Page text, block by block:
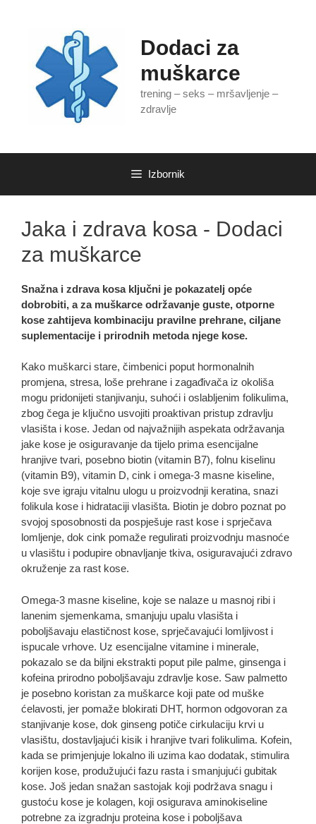
Dodaci za
muškarce
trening – seks – mršavljenje –
zdravlje
Izbornik
Jaka i zdrava kosa - Dodaci
za muškarce
Snažna i zdrava kosa ključni je pokazatelj opće
dobrobiti, a za muškarce održavanje guste, otporne
kose zahtijeva kombinaciju pravilne prehrane, ciljane
suplementacije i prirodnih metoda njege kose.
Kako muškarci stare, čimbenici poput hormonalnih
promjena, stresa, loše prehrane i zagađivača iz okoliša
mogu pridonijeti stanjivanju, suhoći i oslabljenim folikulima,
zbog čega je ključno usvojiti proaktivan pristup zdravlju
vlasišta i kose. Jedan od najvažnijih aspekata održavanja
jake kose je osiguravanje da tijelo prima esencijalne
hranjive tvari, posebno biotin (vitamin B7), folnu kiselinu
(vitamin B9), vitamin D, cink i omega-3 masne kiseline,
koje sve igraju vitalnu ulogu u proizvodnji keratina, snazi ​​
folikula kose i hidrataciji vlasišta. Biotin je dobro poznat po
svojoj sposobnosti da pospješuje rast kose i sprječava
lomljenje, dok cink pomaže regulirati proizvodnju masnoće
u vlasištu i podupire obnavljanje tkiva, osiguravajući zdravo
okruženje za rast kose.
Omega-3 masne kiseline, koje se nalaze u masnoj ribi i
lanenim sjemenkama, smanjuju upalu vlasišta i
poboljšavaju elastičnost kose, sprječavajući lomljivost i
ispucale vrhove. Uz esencijalne vitamine i minerale,
pokazalo se da biljni ekstrakti poput pile palme, ginsenga i
kofeina prirodno poboljšavaju zdravlje kose. Saw palmetto
je posebno koristan za muškarce koji pate od muške
ćelavosti, jer pomaže blokirati DHT, hormon odgovoran za
stanjivanje kose, dok ginseng potiče cirkulaciju krvi u
vlasištu, dostavljajući kisik i hranjive tvari folikulima. Kofein,
kada se primjenjuje lokalno ili uzima kao dodatak, stimulira
korijen kose, produžujući fazu rasta i smanjujući gubitak
kose. Još jedan snažan sastojak koji podržava snagu i
gustoću kose je kolagen, koji osigurava aminokiseline
potrebne za izgradnju proteina kose i poboljšava